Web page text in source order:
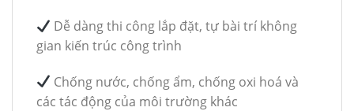
Dễ dàng thi công lắp đặt, tự bài trí không
gian kiến trúc công trình
Chống nước, chống ẩm, chống oxi hoá và
các tác động của môi trường khác